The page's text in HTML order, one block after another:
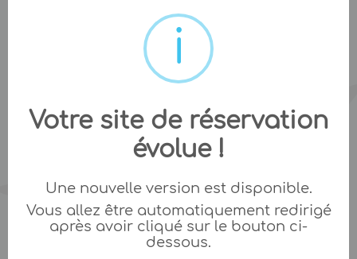
Votre site de réservation
évolue !
Une nouvelle version est disponible.
Vous allez être automatiquement redirigé
après avoir cliqué sur le bouton ci-
dessous.